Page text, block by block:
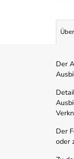
Der
Der
oder